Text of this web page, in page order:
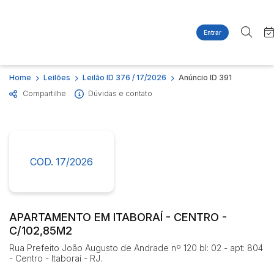
Entrar
Site
Agenda
Quem Somos
Imóveis
Casas
Ponto Comercial
Terreno
Busca por palavra-chave
Estados
Judiciais
Faixa de valor
Home Leilões Leilão ID 376 / 17/2026
Anúncio ID 391
Compartilhe
Dúvidas e contato
COD. 17/2026
APARTAMENTO EM ITABORAÍ - CENTRO -
C/102,85M2
Rua Prefeito João Augusto de Andrade nº 120 bl: 02 - apt: 804
- Centro - Itaboraí - RJ.